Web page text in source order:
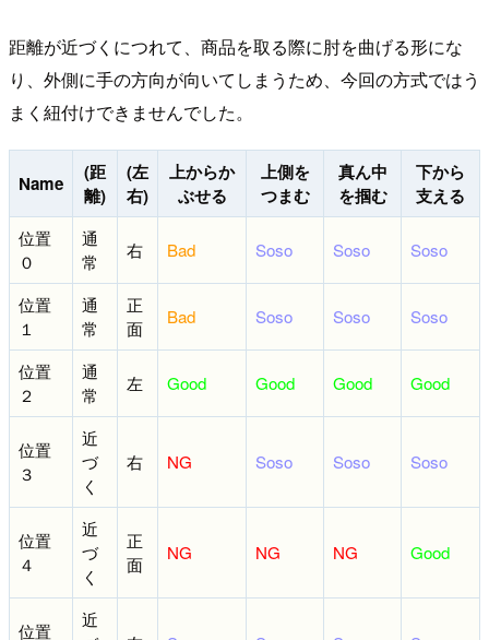
距離が近づくにつれて、商品を取る際に肘を曲げる形にな
り、外側に手の方向が向いてしまうため、今回の方式ではう
まく紐付けできませんでした。
Name
(距
離)
(左
右)
上からか
ぶせる
上側を
つまむ
真ん中
を掴む
下から
支える
位置
０
通
常
右 Bad Soso Soso Soso
位置
１
通
常
正
面
Bad Soso Soso Soso
位置
２
通
常
左 Good Good Good Good
位置
３
近
づ
く
右 NG Soso Soso Soso
位置
４
近
づ
く
正
面
NG NG NG Good
位置
近